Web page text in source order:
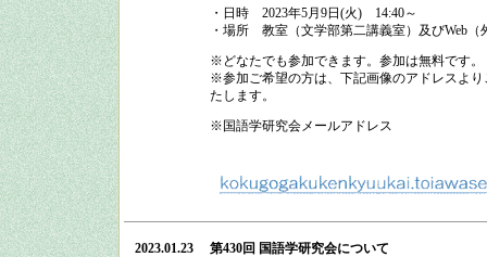
・日時 2023年5月 9日 (火) 14:40～
・場所 教室（文学部第二講義室）及びWeb
※どなたでも参加できます。参加は無料です。
※参加ご希望の方は、下記画像のアドレスよ
たします。
※国語学研究会メールアドレス
2023.01.23 第430回 国語学研究会について